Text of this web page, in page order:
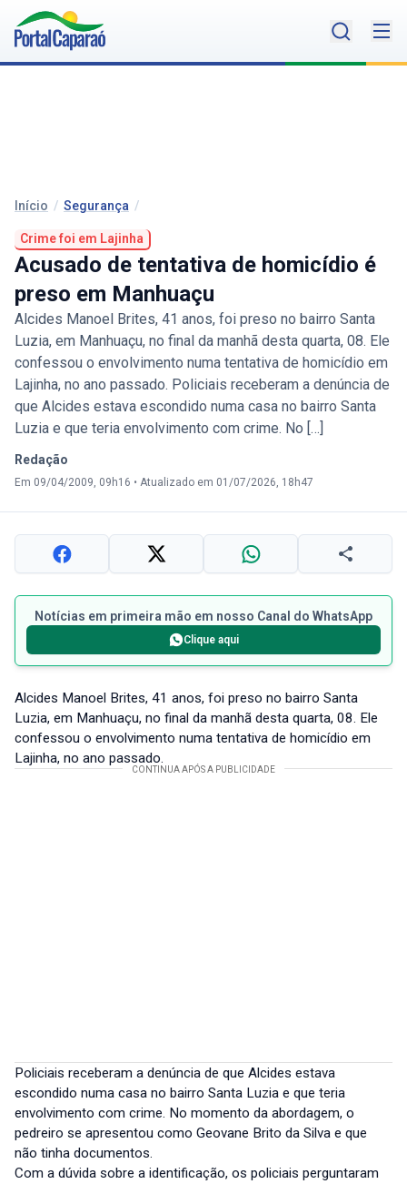
Início / Segurança /
Crime foi em Lajinha
Acusado de tentativa de homicídio é
preso em Manhuaçu
Alcides Manoel Brites, 41 anos, foi preso no bairro Santa
Luzia, em Manhuaçu, no final da manhã desta quarta, 08. Ele
confessou o envolvimento numa tentativa de homicídio em
Lajinha, no ano passado. Policiais receberam a denúncia de
que Alcides estava escondido numa casa no bairro Santa
Luzia e que teria envolvimento com crime. No […]
Redação
Em 09/04/2009, 09h16 • Atualizado em 01/07/2026, 18h47
Notícias em primeira mão em nosso Canal do WhatsApp
Clique aqui
Alcides Manoel Brites, 41 anos, foi preso no bairro Santa
Luzia, em Manhuaçu, no final da manhã desta quarta, 08. Ele
confessou o envolvimento numa tentativa de homicídio em
Lajinha, no ano passado.
Policiais receberam a denúncia de que Alcides estava
escondido numa casa no bairro Santa Luzia e que teria
envolvimento com crime. No momento da abordagem, o
pedreiro se apresentou como Geovane Brito da Silva e que
não tinha documentos.
Com a dúvida sobre a identificação, os policiais perguntaram